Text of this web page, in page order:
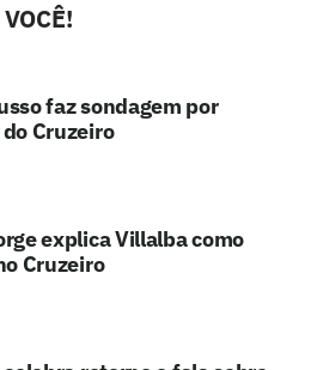
faz sondagem por
Cruzeiro
explica Villalba como
Cruzeiro